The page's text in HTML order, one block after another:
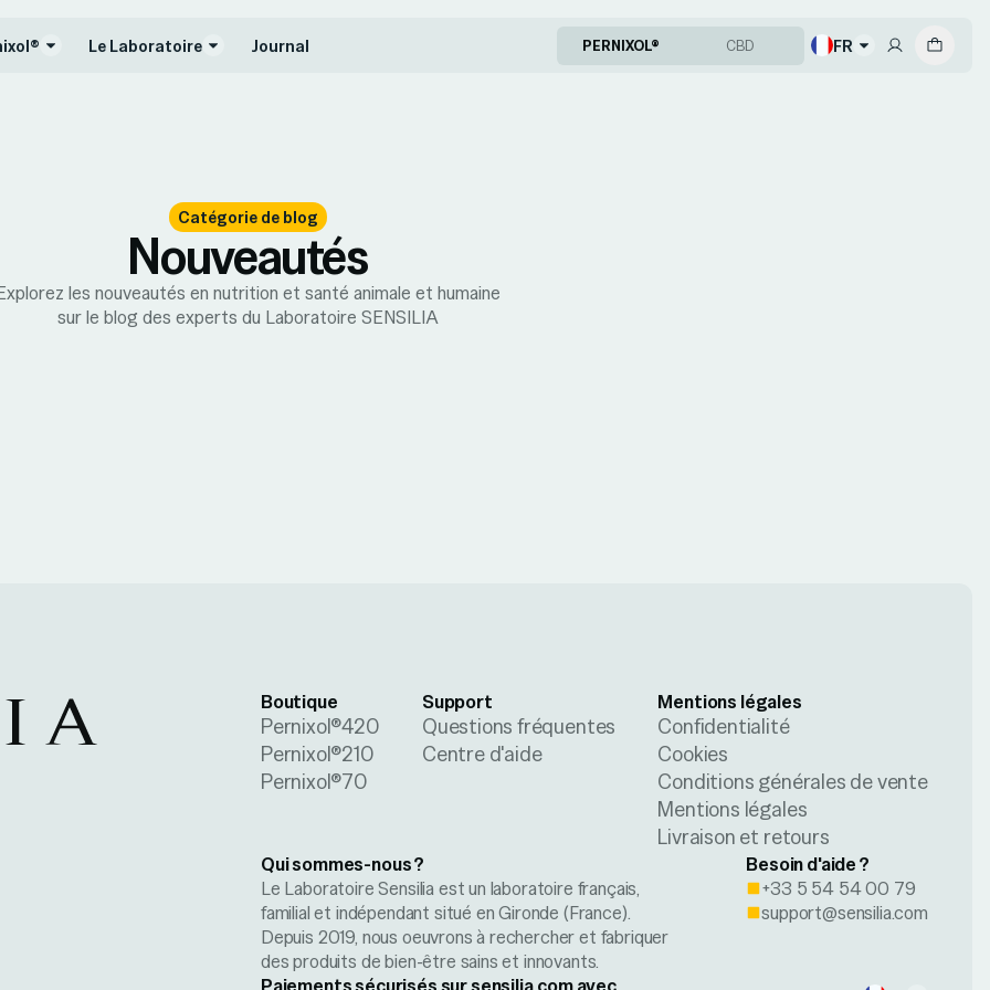
Le Laboratoire Journal PERNIXOL® CBD FR
Catégorie de blog
Nouveautés
les nouveautés en nutrition et santé animale et humaine
sur le blog des experts du Laboratoire SENSILIA
Boutique
Pernixol®420
Pernixol®210
Pernixol®70
Support
Questions fréquentes
Centre d'aide
Mentions légales
Confidentialité
Cookies
Conditions générales de vente
Mentions légales
Livraison et retours
Qui sommes-nous ?
Le Laboratoire Sensilia est un laboratoire français,
familial et indépendant situé en Gironde (France).
Depuis 2019, nous oeuvrons à rechercher et fabriquer
des produits de bien-être sains et innovants.
Besoin d'aide ?
+33 5 54 54 00 79
support@sensilia.com